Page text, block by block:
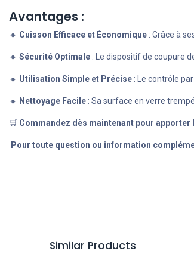
Avantages :
🔸 Cuisson Efficace et Économique : Grâce à
🔸 Sécurité Optimale : Le dispositif de coupure
🔸 Utilisation Simple et Précise : Le contrôle
🔸 Nettoyage Facile : Sa surface en verre
🛒 Commandez dès maintenant pour apporter
Pour toute question ou information
Similar Products